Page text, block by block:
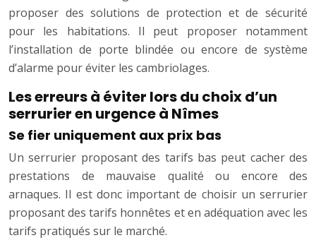
proposer des solutions de protection et de sécurité
pour les habitations. Il peut proposer notamment
l’installation de porte blindée ou encore de système
d’alarme pour éviter les cambriolages.
Les erreurs à éviter lors du choix d’un
serrurier en urgence à Nîmes
Se fier uniquement aux prix bas
Un serrurier proposant des tarifs bas peut cacher des
prestations de mauvaise qualité ou encore des
arnaques. Il est donc important de choisir un serrurier
proposant des tarifs honnêtes et en adéquation avec les
tarifs pratiqués sur le marché.